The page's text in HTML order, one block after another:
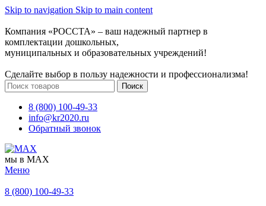
Skip to navigation Skip to main content
Компания «РОССТА» – ваш надежный партнер в
комплектации дошкольных,
муниципальных и образовательных учреждений!
Сделайте выбор в пользу надежности и профессионализма!
Поиск
8 (800) 100-49-33
info@kr2020.ru
Обратный звонок
мы в MAX
Меню
8 (800) 100-49-33